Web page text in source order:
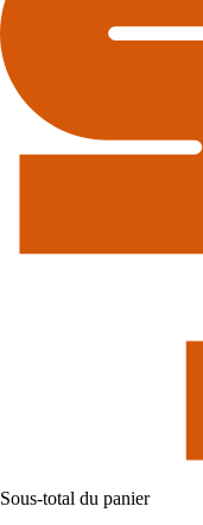
Sous-total du panier